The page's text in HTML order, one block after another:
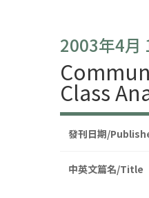
2003年4月
Class
發刊日期/
中英文篇名/Title